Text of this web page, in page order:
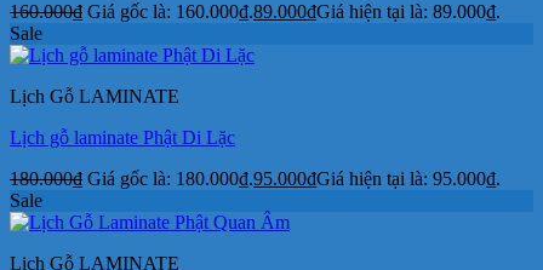
160.000₫ Giá gốc là: 160.000₫.89.000₫Giá hiện tại là: 89.000₫.
Sale
Lịch Gỗ LAMINATE
Lịch gỗ laminate Phật Di Lặc
180.000₫ Giá gốc là: 180.000₫.95.000₫Giá hiện tại là: 95.000₫.
Sale
Lịch Gỗ LAMINATE